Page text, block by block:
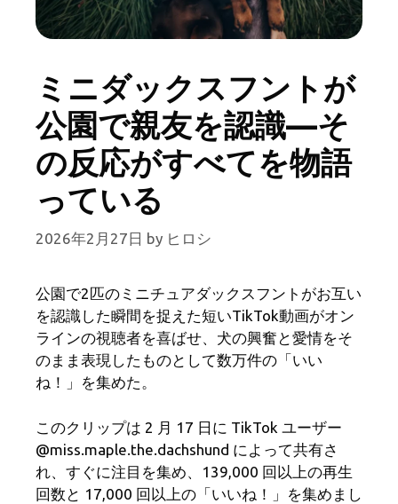
ミニダックスフントが
公園で親友を認識—そ
の反応がすべてを物語
っている
2026年2月27日 by ヒロシ
公園で2匹のミニチュアダックスフントがお互い
を認識した瞬間を捉えた短いTikTok動画がオン
ラインの視聴者を喜ばせ、犬の興奮と愛情をそ
のまま表現したものとして数万件の「いい
ね！」を集めた。
このクリップは 2 月 17 日に TikTok ユーザー
@miss.maple.the.dachshund によって共有さ
れ、すぐに注目を集め、139,000 回以上の再生
回数と 17,000 回以上の「いいね！」を集めまし